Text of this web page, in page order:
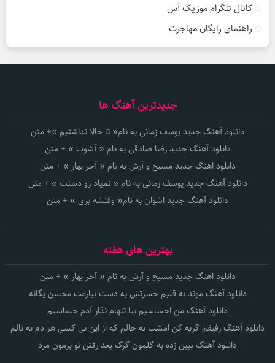
کانال تلگرام موزیک آس
راهنمای رایگان مهاجرت
جدیدترین آهنگ ها
دانلود آهنگ جدید یوسف زمانی به نام« تا حالا نداشتیم »+ متن
دانلود آهنگ جدید رضا صادقی به نام « آشوب » + متن
دانلود اهنگ جدید مسیح و آرش به نام « آخر بهار » + متن
دانلود آهنگ جدید یوسف زمانی به نام « نمیاد رو دستت » + متن
دانلود آهنگ جدید اشوان به نام« وقتشه بری » + متن
بهترین های هفته
دانلود اهنگ جدید مسیح و آرش به نام « آخر بهار » + متن
دانلود آهنگ موند به قلبم حسرتش به دست بیارمت محسن یگانه
دانلود آهنگ من احساسیم بیا تنهام نذار آدم حساسیم
دانلود آهنگ رفیقم گریه کن امشب به حالم که از این بی کسی هر دم به نالم
دانلود آهنگ ببین زده به گلمون گرگ بعد رفتن تو برمون مرد